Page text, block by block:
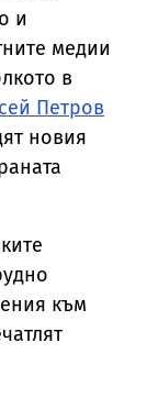
и
медии
в
Петров
новия
към